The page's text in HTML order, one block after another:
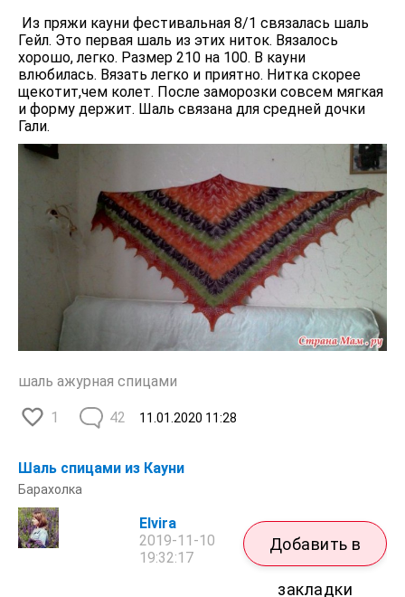
Из пряжи кауни фестивальная 8/1 связалась шаль
Гейл. Это первая шаль из этих ниток. Вязалось
хорошо, легко. Размер 210 на 100. В кауни
влюбилась. Вязать легко и приятно. Нитка скорее
щекотит,чем колет. После заморозки совсем мягкая
и форму держит. Шаль связана для средней дочки
Гали.
шаль ажурная спицами
1 11.01.2020 11:28
42
Шаль спицами из Кауни
Барахолка
Elvira
2019-11-10
19:32:17
Добавить в
закладки